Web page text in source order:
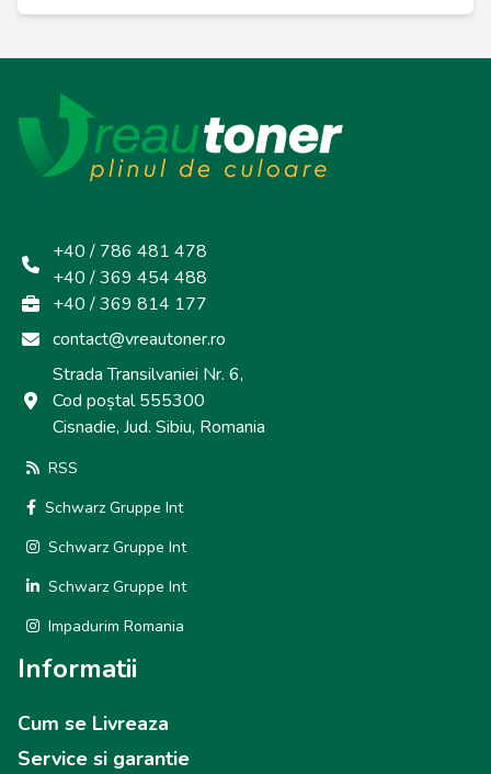
+40 / 786 481 478
+40 / 369 454 488
+40 / 369 814 177
contact@vreautoner.ro
Strada Transilvaniei Nr. 6,
Cod poștal 555300
Cisnadie, Jud. Sibiu, Romania
RSS
Schwarz Gruppe Int
Schwarz Gruppe Int
Schwarz Gruppe Int
Impadurim Romania
Informatii
Cum se Livreaza
Service si garantie